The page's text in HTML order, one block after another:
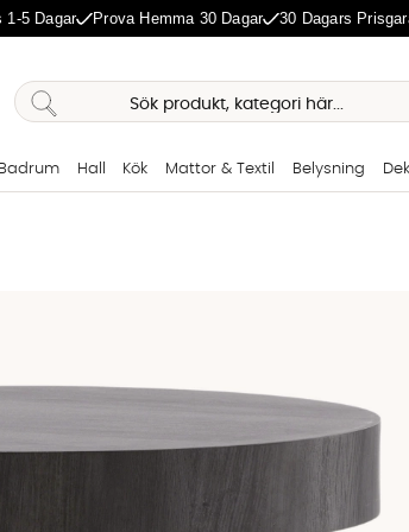
1-5 Dagar Prova Hemma 30 Dagar 30 Dagars
Hall Kök Mattor & Textil Belysning